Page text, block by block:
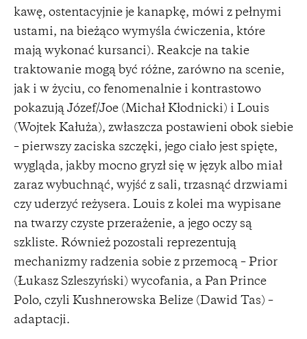
kawę, ostentacyjnie je kanapkę, mówi z pełnymi
ustami, na bieżąco wymyśla ćwiczenia, które
mają wykonać kursanci). Reakcje na takie
traktowanie mogą być różne, zarówno na scenie,
jak i w życiu, co fenomenalnie i kontrastowo
pokazują Józef/Joe (Michał Kłodnicki) i Louis
(Wojtek Kałuża), zwłaszcza postawieni obok siebie
– pierwszy zaciska szczęki, jego ciało jest spięte,
wygląda, jakby mocno gryzł się w język albo miał
zaraz wybuchnąć, wyjść z sali, trzasnąć drzwiami
czy uderzyć reżysera. Louis z kolei ma wypisane
na twarzy czyste przerażenie, a jego oczy są
szkliste. Również pozostali reprezentują
mechanizmy radzenia sobie z przemocą – Prior
(Łukasz Szleszyński) wycofania, a Pan Prince
Polo, czyli Kushnerowska Belize (Dawid Tas) –
adaptacji.